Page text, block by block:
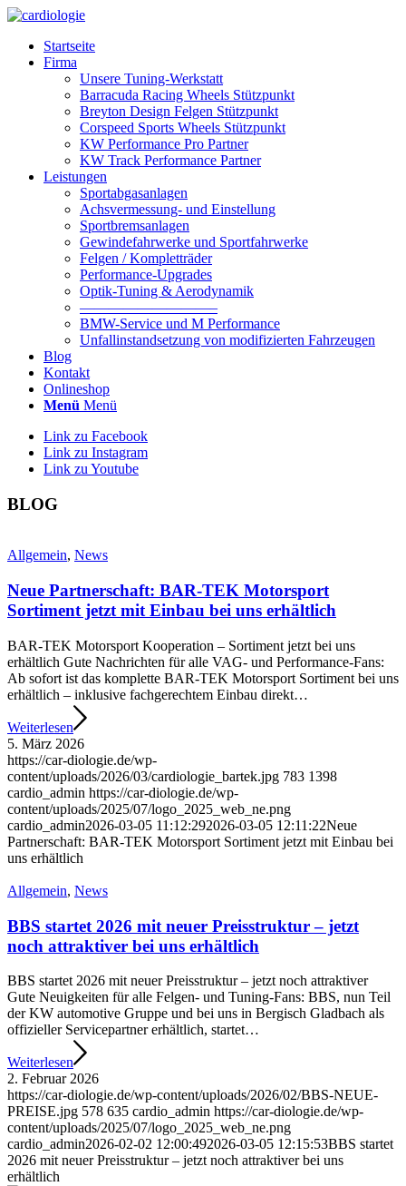
Startseite
Firma
Unsere Tuning-Werkstatt
Barracuda Racing Wheels Stützpunkt
Breyton Design Felgen Stützpunkt
Corspeed Sports Wheels Stützpunkt
KW Performance Pro Partner
KW Track Performance Partner
Leistungen
Sportabgasanlagen
Achsvermessung- und Einstellung
Sportbremsanlagen
Gewindefahrwerke und Sportfahrwerke
Felgen / Kompletträder
Performance-Upgrades
Optik-Tuning & Aerodynamik
—————————–
BMW-Service und M Performance
Unfallinstandsetzung von modifizierten Fahrzeugen
Blog
Kontakt
Onlineshop
Menü Menü
Link zu Facebook
Link zu Instagram
Link zu Youtube
BLOG
Allgemein, News
Neue Partnerschaft: BAR-TEK Motorsport
Sortiment jetzt mit Einbau bei uns erhältlich
BAR-TEK Motorsport Kooperation – Sortiment jetzt bei uns
erhältlich Gute Nachrichten für alle VAG- und Performance-Fans:
Ab sofort ist das komplette BAR-TEK Motorsport Sortiment bei uns
erhältlich – inklusive fachgerechtem Einbau direkt…
Weiterlesen
5. März 2026
https://car-diologie.de/wp-
content/uploads/2026/03/cardiologie_bartek.jpg 783 1398
cardio_admin https://car-diologie.de/wp-
content/uploads/2025/07/logo_2025_web_ne.png
cardio_admin2026-03-05 11:12:292026-03-05 12:11:22Neue
Partnerschaft: BAR-TEK Motorsport Sortiment jetzt mit Einbau bei
uns erhältlich
Allgemein, News
BBS startet 2026 mit neuer Preisstruktur – jetzt
noch attraktiver bei uns erhältlich
BBS startet 2026 mit neuer Preisstruktur – jetzt noch attraktiver
Gute Neuigkeiten für alle Felgen- und Tuning-Fans: BBS, nun Teil
der KW automotive Gruppe und bei uns in Bergisch Gladbach als
offizieller Servicepartner erhältlich, startet…
Weiterlesen
2. Februar 2026
https://car-diologie.de/wp-content/uploads/2026/02/BBS-NEUE-
PREISE.jpg 578 635 cardio_admin https://car-diologie.de/wp-
content/uploads/2025/07/logo_2025_web_ne.png
cardio_admin2026-02-02 12:00:492026-03-05 12:15:53BBS startet
2026 mit neuer Preisstruktur – jetzt noch attraktiver bei uns
erhältlich